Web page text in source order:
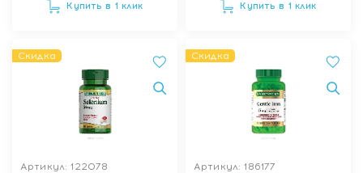
Купить в 1 клик Купить в 1 клик
Скидка
Артикул: 122078
Скидка
Артикул: 186177